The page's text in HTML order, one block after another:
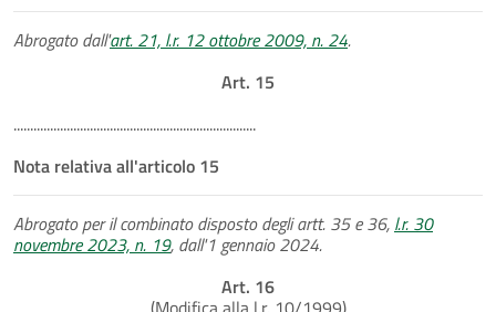
Abrogato dall'art. 21, l.r. 12 ottobre 2009, n. 24.
Art. 15
.........................................................................
Nota relativa all'articolo 15
Abrogato per il combinato disposto degli artt. 35 e 36, l.r. 30
novembre 2023, n. 19, dall'1 gennaio 2024.
Art. 16